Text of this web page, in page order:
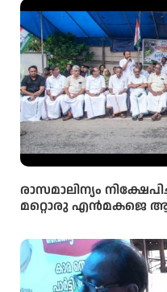
രാസമാലിന്യം
മറ്റൊരു എൻമകജെ